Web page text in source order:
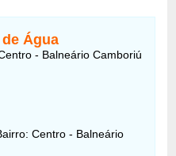
Água
- Balneário Camboriú
Centro - Balneário